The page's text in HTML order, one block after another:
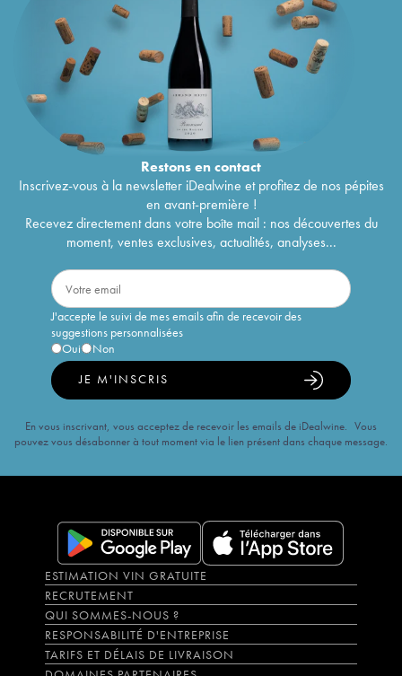
Restons encontact
Inscrivez-vous à la newsletter iDealwine et profitez de nos pépites
en avant-première !
Recevez directement dans votre boîte mail : nos découvertes du
moment, ventes exclusives, actualités, analyses...
J'accepte le suivi de mes emails afin de recevoir des
suggestions personnalisées
Oui
Non
JE M'INSCRIS
En vous inscrivant, vous acceptez de recevoir les emails de iDealwine. Vous
pouvez vous désabonner à tout moment via le lien présent dans chaque message.
ESTIMATION VIN GRATUITE
RECRUTEMENT
QUI SOMMES-NOUS ?
RESPONSABILITÉ D'ENTREPRISE
TARIFS ET DÉLAIS DE LIVRAISON